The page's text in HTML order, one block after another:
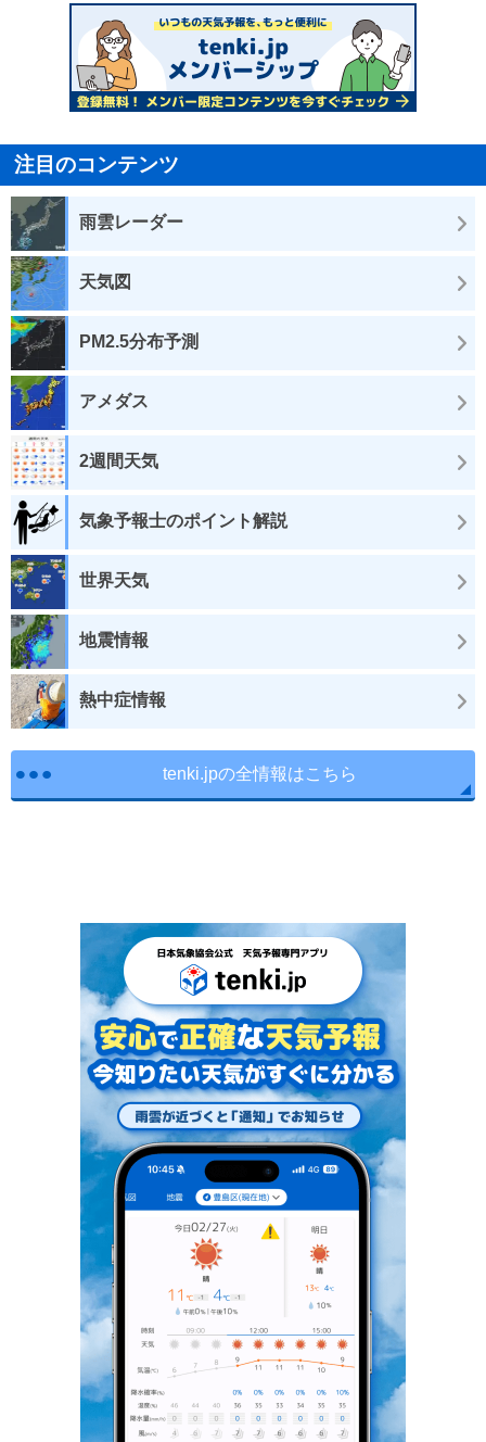
注目のコンテンツ
雨雲レーダー
天気図
PM2.5分布予測
アメダス
2週間天気
気象予報士のポイント解説
世界天気
地震情報
熱中症情報
tenki.jpの全情報はこちら